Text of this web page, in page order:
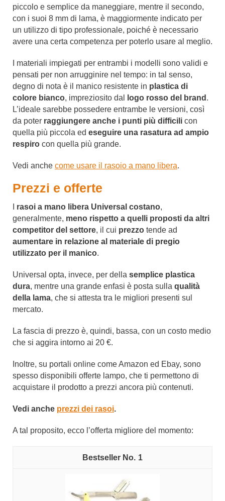
piccolo e semplice da maneggiare, mentre il secondo,
con i suoi 8 mm di lama, è maggiormente indicato per
un utilizzo di tipo professionale, poiché è necessario
avere una certa competenza per poterlo usare al meglio.
I materiali impiegati per entrambi i modelli sono validi e
pensati per non arrugginire nel tempo: in tal senso,
degno di nota è il manico resistente in plastica di
colore bianco, impreziosito dal logo rosso del brand .
L’ideale sarebbe possedere entrambe le versioni, così
da poter raggiungere anche i punti più difficili con
quella più piccola ed eseguire una rasatura ad ampio
respiro con quella più grande.
Vedi anche come usare il rasoio a mano libera.
Prezzi e offerte
rasoi a mano libera Universal costano,
generalmente, meno rispetto a quelli proposti da altri
competitor del settore, il cui prezzo tende ad
aumentare in relazione al materiale di pregio
utilizzato per il manico.
Universal opta, invece, per della semplice plastica
dura, mentre una grande enfasi è posta sulla qualità
della lama, che si attesta tra le migliori presenti sul
mercato.
La fascia di prezzo è, quindi, bassa, con un costo medio
che si aggira intorno ai 20 €.
Inoltre, su portali online come Amazon ed Ebay, sono
spesso disponibili offerte lampo, che ti permettono di
acquistare il prodotto a prezzi ancora più contenuti.
Vedi anche prezzi dei rasoi.
A tal proposito, ecco l’offerta migliore del momento:
1